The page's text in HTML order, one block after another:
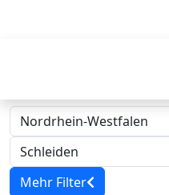
Mehr Filter